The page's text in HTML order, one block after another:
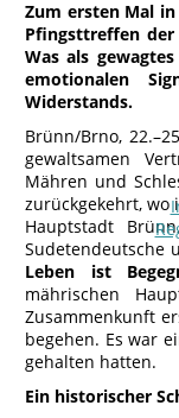
Zum ersten Mal
Pfingsttreffen der
Was als
emotionalen
Widerstands.
Brünn/Brno,
gewaltsamen
Mähren und
zurückgekehrt, wo
Hauptstadt
Sudetendeutsche
Leben ist
mährischen
Zusammenkunft
begehen. Es war
gehalten hatten.
Ein historischer